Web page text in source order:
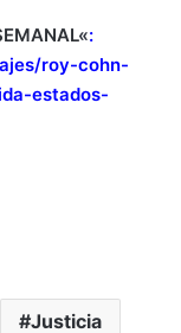
«:
roy-cohn-
estados-
Justicia